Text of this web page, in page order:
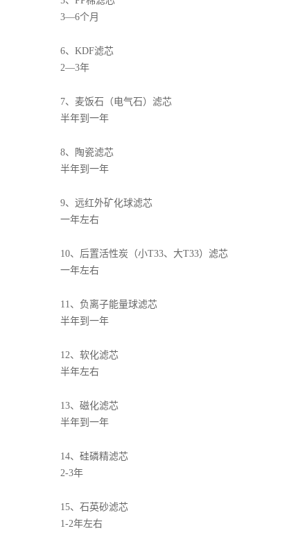
3—6个月
6、KDF滤芯
2—3年
7、麦饭石（电气石）滤芯
半年到一年
8、陶瓷滤芯
半年到一年
9、远红外矿化球滤芯
一年左右
10、后置活性炭（小T33、大T33）滤芯
一年左右
11、负离子能量球滤芯
半年到一年
12、软化滤芯
半年左右
13、磁化滤芯
半年到一年
14、硅磷精滤芯
2-3年
15、石英砂滤芯
1-2年左右